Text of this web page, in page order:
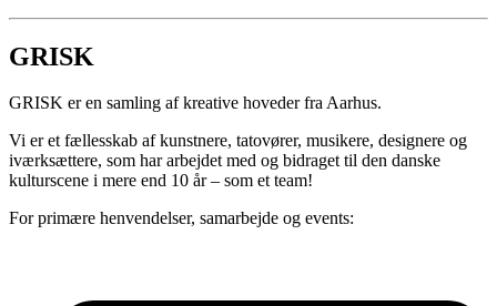
GRISK
GRISK er en samling af kreative hoveder fra Aarhus.
Vi er et fællesskab af kunstnere, tatovører, musikere, designere og
iværksættere, som har arbejdet med og bidraget til den danske
kulturscene i mere end 10 år – som et team!
For primære henvendelser, samarbejde og events: